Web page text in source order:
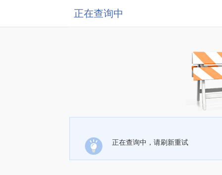
正在查询中
正在查询中，请刷新重试